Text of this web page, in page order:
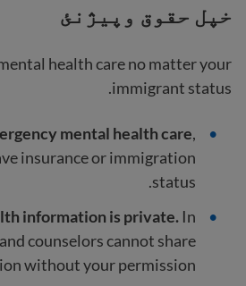
خپل حقوق وپیژنئ
health care no matter your
immigrant status.
mental health care,
insurance or immigration
status.
information is private. In
counselors cannot share
without your permission.